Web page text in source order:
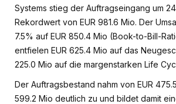
Systems stieg der Auftragseingang um
Rekordwert von EUR 981.6 Mio. Der
7.5% auf EUR 850.4 Mio (Book-to-Bill-
entfielen EUR 625.4 Mio auf das
225.0 Mio auf die margenstarken Life
Der Auftragsbestand nahm von EUR
599.2 Mio deutlich zu und bildet damit